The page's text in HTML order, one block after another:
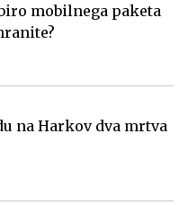
mobilnega paketa
na Harkov dva mrtva